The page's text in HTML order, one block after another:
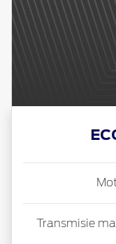
Transmisie